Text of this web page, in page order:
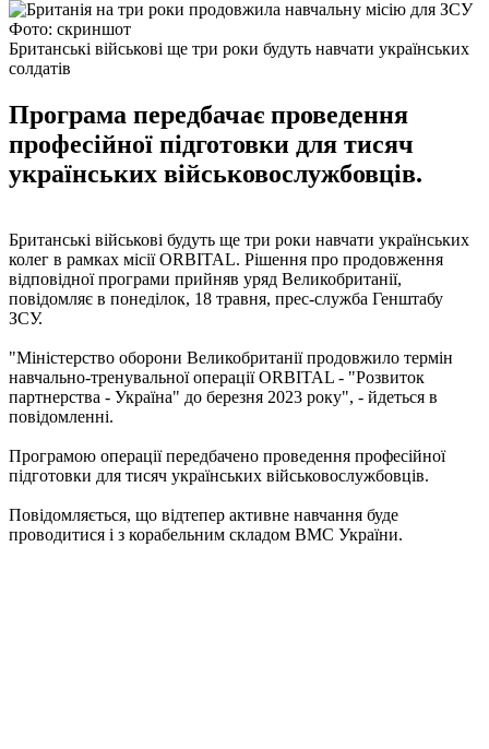
Фото: скриншот
Британські військові ще три роки будуть навчати українських
солдатів
Програма передбачає проведення
професійної підготовки для тисяч
українських військовослужбовців.
Британські військові будуть ще три роки навчати українських
колег в рамках місії ORBITAL. Рішення про продовження
відповідної програми прийняв уряд Великобританії,
повідомляє в понеділок, 18 травня, прес-служба Генштабу
ЗСУ.
"Міністерство оборони Великобританії продовжило термін
навчально-тренувальної операції ORBITAL - "Розвиток
партнерства - Україна" до березня 2023 року", - йдеться в
повідомленні.
Програмою операції передбачено проведення професійної
підготовки для тисяч українських військовослужбовців.
Повідомляється, що відтепер активне навчання буде
проводитися і з корабельним складом ВМС України.